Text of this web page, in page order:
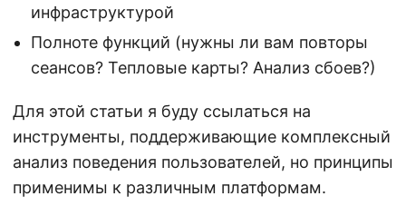
инфраструктурой
Полноте функций (нужны ли вам повторы
сеансов? Тепловые карты? Анализ сбоев?)
Для этой статьи я буду ссылаться на
инструменты, поддерживающие комплексный
анализ поведения пользователей, но принципы
применимы к различным платформам.